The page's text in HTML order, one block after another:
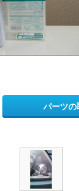
パーツの